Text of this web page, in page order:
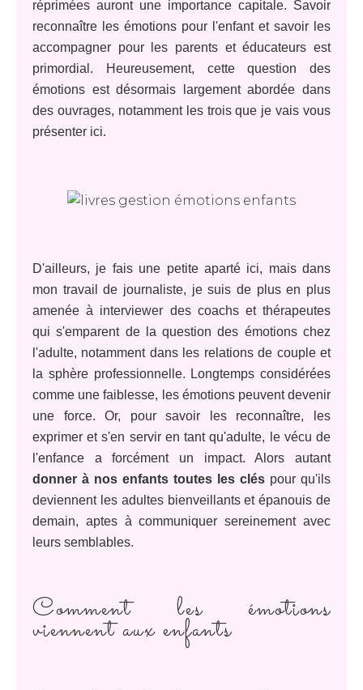
réprimées auront une importance capitale. Savoir
reconnaître les émotions pour l'enfant et savoir les
accompagner pour les parents et éducateurs est
primordial. Heureusement, cette question des
émotions est désormais largement abordée dans
des ouvrages, notamment les trois que je vais vous
présenter ici.
D'ailleurs, je fais une petite aparté ici, mais dans
mon travail de journaliste, je suis de plus en plus
amenée à interviewer des coachs et thérapeutes
qui s'emparent de la question des émotions chez
l'adulte, notamment dans les relations de couple et
la sphère professionnelle. Longtemps considérées
comme une faiblesse, les émotions peuvent devenir
une force. Or, pour savoir les reconnaître, les
exprimer et s'en servir en tant qu'adulte, le vécu de
l'enfance a forcément un impact. Alors autant
donner à nos enfants toutes les clés pour qu'ils
deviennent les adultes bienveillants et épanouis de
demain, aptes à communiquer sereinement avec
leurs semblables.
Comment les émotions
viennent aux enfants